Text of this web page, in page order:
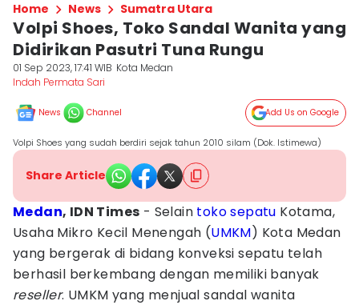
Home News Sumatra Utara
Volpi Shoes, Toko Sandal Wanita yang
Didirikan Pasutri Tuna Rungu
01 Sep 2023, 17:41 WIB Kota Medan
Indah Permata Sari
News Channel Add Us on Google
Volpi Shoes yang sudah berdiri sejak tahun 2010 silam (Dok. Istimewa)
Share Article
Medan, IDN Times - Selain toko sepatu Kotama,
Usaha Mikro Kecil Menengah (UMKM) Kota Medan
yang bergerak di bidang konveksi sepatu telah
berhasil berkembang dengan memiliki banyak
reseller. UMKM yang menjual sandal wanita